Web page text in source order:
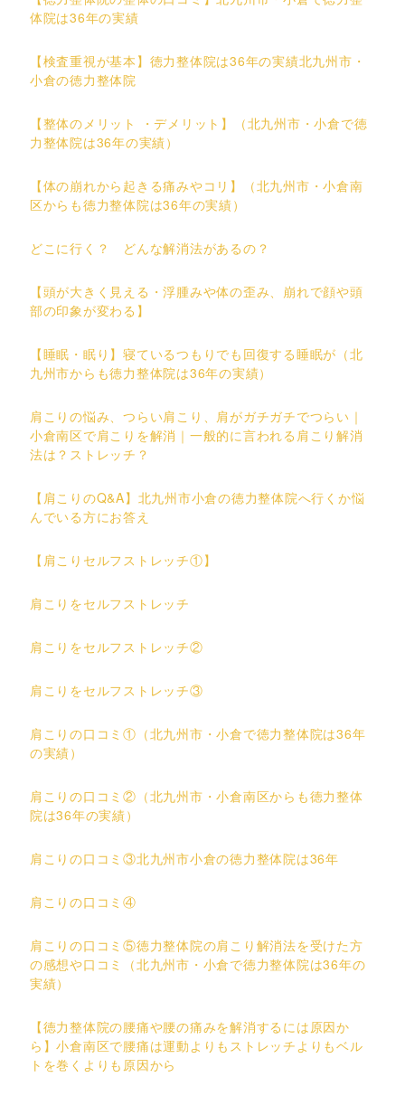
体院は36年の実績
【検査重視が基本】徳力整体院は36年の実績北九州市・
小倉の徳力整体院
【整体のメリット ・デメリット】（北九州市・小倉で徳
力整体院は36年の実績）
【体の崩れから起きる痛みやコリ】（北九州市・小倉南
区からも徳力整体院は36年の実績）
どこに行く？ どんな解消法があるの？
【頭が大きく見える・浮腫みや体の歪み、崩れで顔や頭
部の印象が変わる】
【睡眠・眠り】寝ているつもりでも回復する睡眠が（北
九州市からも徳力整体院は36年の実績）
肩こりの悩み、つらい肩こり、肩がガチガチでつらい｜
小倉南区で肩こりを解消｜一般的に言われる肩こり解消
法は？ストレッチ？
【肩こりのQ&A】北九州市小倉の徳力整体院へ行くか悩
んでいる方にお答え
【肩こりセルフストレッチ①】
肩こりをセルフストレッチ
肩こりをセルフストレッチ②
肩こりをセルフストレッチ③
肩こりの口コミ①（北九州市・小倉で徳力整体院は36年
の実績）
肩こりの口コミ②（北九州市・小倉南区からも徳力整体
院は36年の実績）
肩こりの口コミ③北九州市小倉の徳力整体院は36年
肩こりの口コミ④
肩こりの口コミ⑤徳力整体院の肩こり解消法を受けた方
の感想や口コミ（北九州市・小倉で徳力整体院は36年の
実績）
【徳力整体院の腰痛や腰の痛みを解消するには原因か
ら】小倉南区で腰痛は運動よりもストレッチよりもベル
トを巻くよりも原因から